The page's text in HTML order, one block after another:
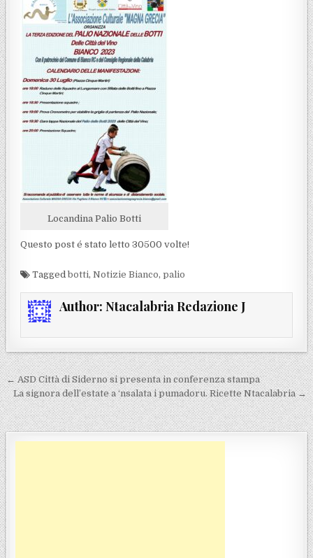
Locandina Palio Botti
Questo post é stato letto 30500 volte!
Taggedbotti,Notizie Bianco,palio
Author: Ntacalabria Redazione J
Navigazione articoli
← ASD Città di Siderno si presenta in conferenza stampa
La signora dell’estate a ‘nsalata i pumadoru. Ricette Ntacalabria →